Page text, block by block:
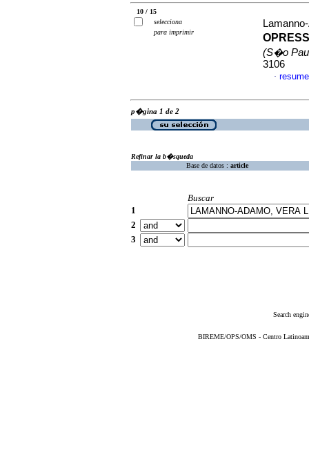
10 / 15
selecciona
para imprimir
(S�o
3106
·
p�gina 1 de 2
Refinar la b�squeda
Base de datos : article
Buscar
1
2
3
Search
BIREME/OPS/OMS - Centro